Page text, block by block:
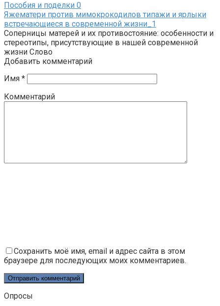
Пособия и поделки 0
Яжематери против мимокрокодилов типажи и ярлыки
встречающиеся в современной жизни_1
Соперницы матерей и их противостояние: особенности и
стереотипы, присутствующие в нашей современной
жизни Слово
Добавить комментарий
Имя *
Комментарий
Сохранить моё имя, email и адрес сайта в этом
браузере для последующих моих комментариев.
Опросы